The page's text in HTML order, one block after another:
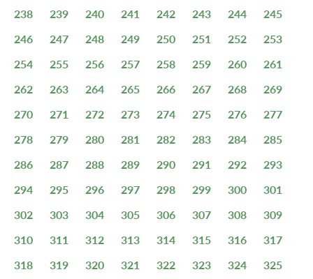
238
239 240 241 242 243 244
245
246
247 248 249 250 251 252
253
254
255 256 257 258 259 260
261
262
263 264 265 266 267 268
269
270
271 272 273 274 275 276
277
278
279 280 281 282 283 284
285
286
287 288 289 290 291 292
293
294
295 296 297 298 299 300
301
302
303 304 305 306 307 308
309
310
311 312 313 314 315 316
317
318
319 320 321 322 323 324 325